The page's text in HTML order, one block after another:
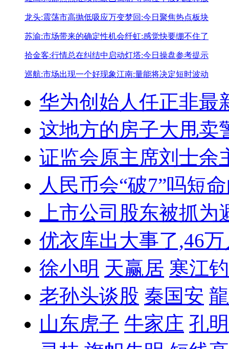
龙头:震荡市高抛低吸应万变梦回:今日聚焦热点板块
苏渝:市场带来的确定性机会纤虹:感觉快要绷不住了
拾金客:行情总在纠结中启动灯塔:今日操盘参考提示
巡航:市场出现一个好现象江南:量能将决定短时波动
华为创始人任正非最
这地方的房子大甩卖
证监会原主席刘士余
人民币会“破7”吗短
上市公司股东被抓为
优衣库出大事了,46
徐小明 天赢居 寒江
老孙头谈股 秦国安
山东虎子 牛家庄 孔